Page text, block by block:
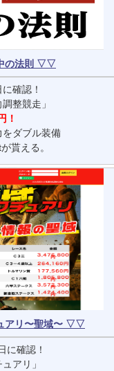
の法則 ▽▽
確認！
整競走」
！
をダブル装備
貰える。
アリ〜聖域〜 ▽▽
に確認！
アリ」